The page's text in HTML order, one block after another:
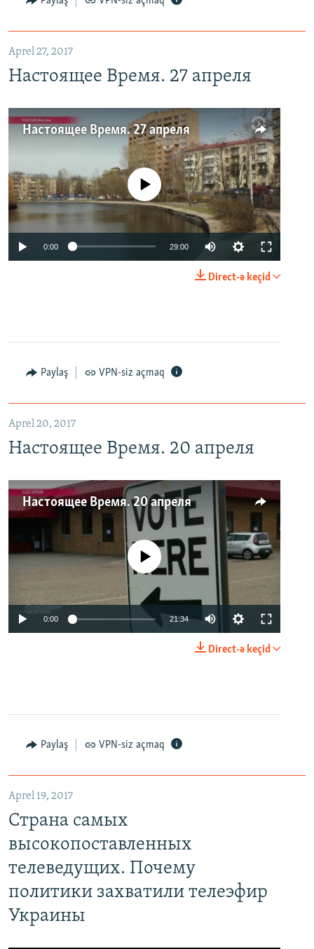
Aprel 27, 2017
Настоящее Время. 27 апреля
Настоящее Время. 27 апреля
No media source currently available
0:00 29:00
Direct-ə keçid
Paylaş VPN-siz açmaq
Aprel 20, 2017
Настоящее Время. 20 апреля
Настоящее Время. 20 апреля
No media source currently available
0:00 21:34
Direct-ə keçid
Paylaş VPN-siz açmaq
Aprel 19, 2017
Страна самых
высокопоставленных
телеведущих. Почему
политики захватили телеэфир
Украины